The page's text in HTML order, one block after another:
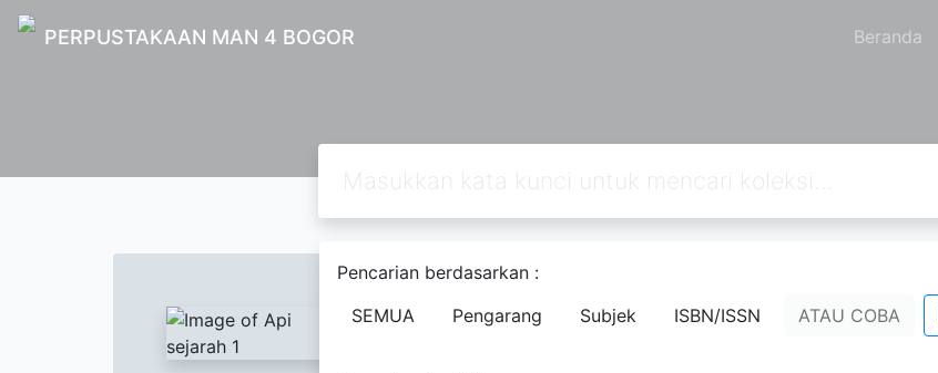
PERPUSTAKAAN MAN 4 BOGOR Beranda
Pencarian berdasarkan :
SEMUA
Pengarang Subjek ISBN/ISSN ATAU COBA
Text
Api sejarah 1